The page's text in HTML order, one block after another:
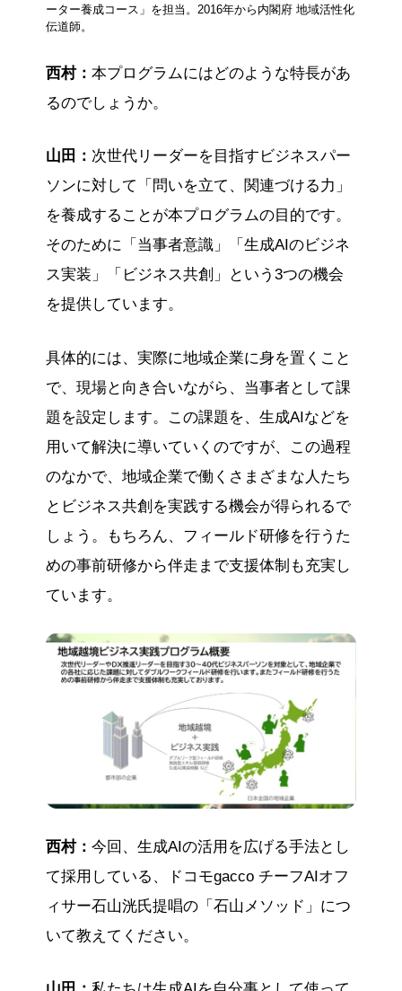
ーター養成コース」を担当。2016年から内閣府 地域活性化
伝道師。
西村： 本プログラムにはどのような特長があ
るのでしょうか。
山田： 次世代リーダーを目指すビジネスパー
ソンに対して「問いを立て、関連づける力」
を養成することが本プログラムの目的です。
そのために「当事者意識」「生成AIのビジネ
ス実装」「ビジネス共創」という3つの機会
を提供しています。
具体的には、実際に地域企業に身を置くこと
で、現場と向き合いながら、当事者として課
題を設定します。この課題を、生成AIなどを
用いて解決に導いていくのですが、この過程
のなかで、地域企業で働くさまざまな人たち
とビジネス共創を実践する機会が得られるで
しょう。もちろん、フィールド研修を行うた
めの事前研修から伴走まで支援体制も充実し
ています。
西村： 今回、生成AIの活用を広げる手法とし
て採用している、ドコモgacco チーフAIオフ
ィサー石山洸氏提唱の「石山メソッド」につ
いて教えてください。